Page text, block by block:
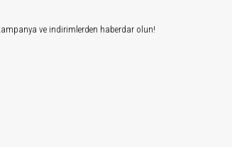
ve indirimlerden haberdar olun!